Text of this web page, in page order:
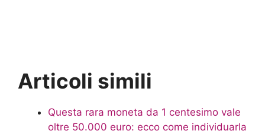
Articoli simili
Questa rara moneta da 1 centesimo vale
oltre 50.000 euro: ecco come individuarla